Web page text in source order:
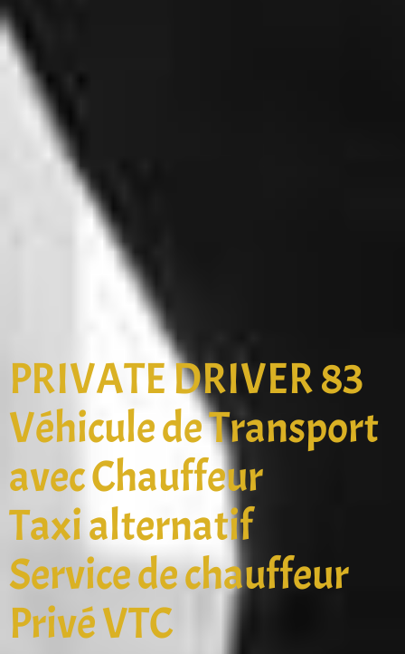
PRIVATE DRIVER 83
Véhicule de Transport
avec Chauffeur
Taxi alternatif
Service de chauffeur
Privé VTC